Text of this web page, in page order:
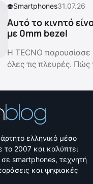
Smartphones31.07.26
Αυτό το κινητό
με 0mm bezel
Η TECNO
όλες τις πλευρές.
ελληνικό μέσο
το 2007 και καλύπτει
σε smartphones, τεχνητή
και ψηφιακές